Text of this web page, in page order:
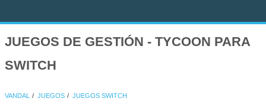
JUEGOS DE GESTIÓN - TYCOON PARA
SWITCH
VANDAL JUEGOS JUEGOS SWITCH